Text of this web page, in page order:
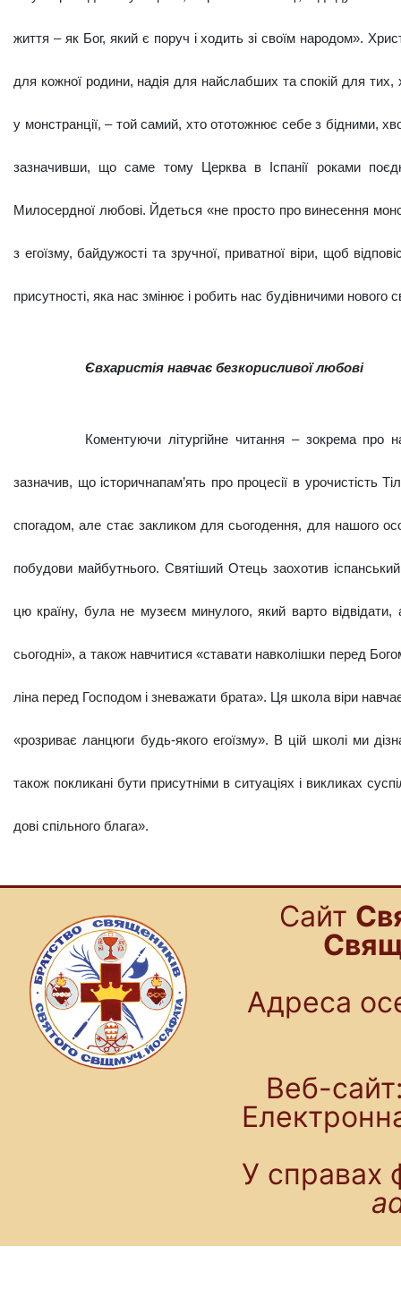
життя – як Бог, який є поруч і ходить зі своїм народом».
для кожної родини, надія для найслабших та спокій для
у монстранції, – той самий, хто ототожнює себе з бідними,
зазначивши, що саме тому Церква в Іспанії роками
Милосердної любові. Йдеться «не просто про винесення
з егоїзму, байдужості та зручної, приватної віри, щоб
присутності, яка нас змінює і робить нас будівничими ново­го
Євхаристія навчає безкорисливої любові
Коментуючи літургійне читання – зо­крема про
зазначив, що історичнапам’ять про процесії в урочистість
спогадом, але стає закликом для сьогодення, для нашого
побу­дови майбутнього. Святіший Отець заохо­тив
цю країну, була не музеєм минулого, який варто
сьогодні», а також навчитися «ставати навколішки перед
ліна перед Господом і зневажати брата». Ця школа віри
«розриває ланцюги будь-якого егоїзму». В цій школі ми
також покликані бути при­сутніми в ситуаціях і викликах
дові спільного блага».
Cайт
Адреса
Веб-
У справах